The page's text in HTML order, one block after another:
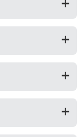
社外品などとも言
品よりも安価でご
るように作られて
をあえて変更して
同等量の印刷がで
っていても、必ず